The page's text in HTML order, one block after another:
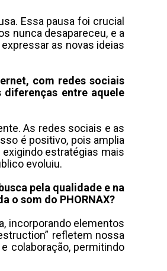
Essa pausa foi crucial
nunca desapareceu, e a
as novas ideias
com redes sociais
diferenças entre aquele
As redes sociais e as
é positivo, pois amplia
estratégias mais
evoluiu.
pela qualidade e na
o som do PHORNAX?
incorporando elementos
refletem nossa
colaboração, permitindo